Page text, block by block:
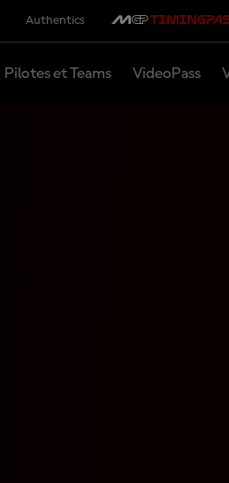
Authentics
Pilotes et Teams VideoPass